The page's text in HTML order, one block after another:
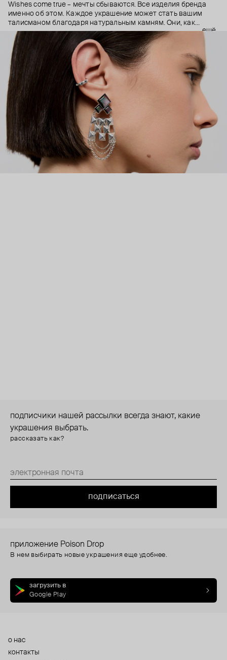
Wishes come true – мечты сбываются. Все изделия бренда
именно об этом. Каждое украшение может стать вашим
талисманом благодаря натуральным камням. Они, как
известно, обладают очень сильной энергетикой и
различными свойствами – ваши желания рискуют сбыться.
Дизайнер Анастасия Тарасова мечтала о своём бренде
украшений, и её мечта сбылась.
ещё
подписчики нашей рассылки всегда знают, какие
украшения выбрать.
рассказать как?
подписаться
приложение Poison Drop
В нем выбирать новые украшения еще удобнее.
загрузить в
Google Play
о нас
контакты